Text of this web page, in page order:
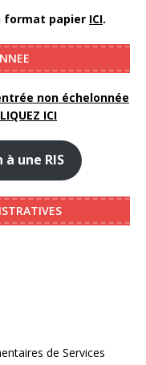
format papier ICI.
non échelonnée
ICI
une RIS
de Services